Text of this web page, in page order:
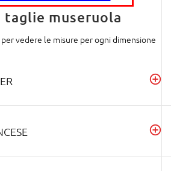
taglie museruola
per vedere le misure per ogni dimensione